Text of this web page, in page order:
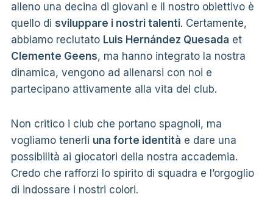
alleno una decina di giovani e il nostro obiettivo è
quello di sviluppare i nostri talenti. Certamente,
abbiamo reclutato Luis Hernández Quesada et
Clemente Geens, ma hanno integrato la nostra
dinamica, vengono ad allenarsi con noi e
partecipano attivamente alla vita del club.
Non critico i club che portano spagnoli, ma
vogliamo tenerli una forte identità e dare una
possibilità ai giocatori della nostra accademia.
Credo che rafforzi lo spirito di squadra e l’orgoglio
di indossare i nostri colori.